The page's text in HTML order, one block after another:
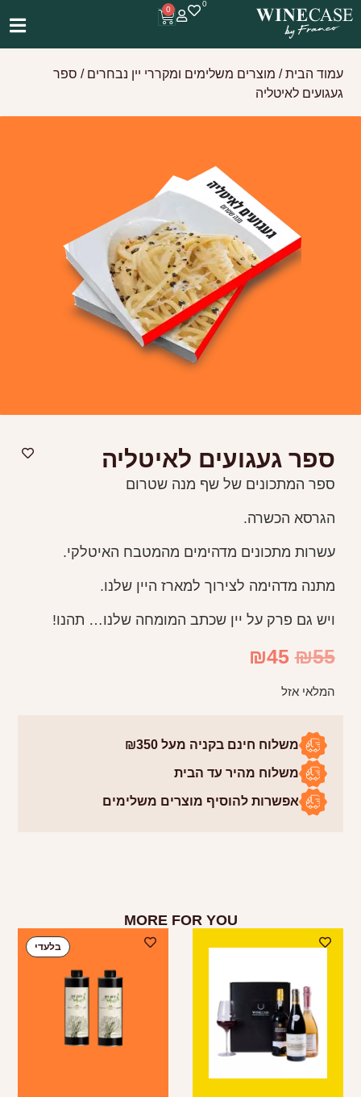
0
0
עמוד הבית/ מוצרים משלימים ומקררי יין נבחרים / ספר
געגועים לאיטליה
ספר געגועים לאיטליה
ספר המתכונים של שף מנה שטרום
הגרסא הכשרה.
עשרות מתכונים מדהימים מהמטבח האיטלקי.
מתנה מדהימה לצירוך למארז היין שלנו.
ויש גם פרק על יין שכתב המומחה שלנו… תהנו!
₪55
₪45
המלאי אזל
משלוח חינם בקניה מעל ₪350
משלוח מהיר עד הבית
אפשרות להוסיף מוצרים משלימים
MORE FOR YOU
בלעדי